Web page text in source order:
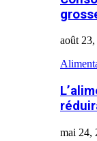
août
mai 24,